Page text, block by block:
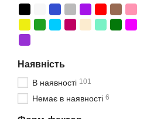
Наявність
В наявності 101
Немає в наявності 6